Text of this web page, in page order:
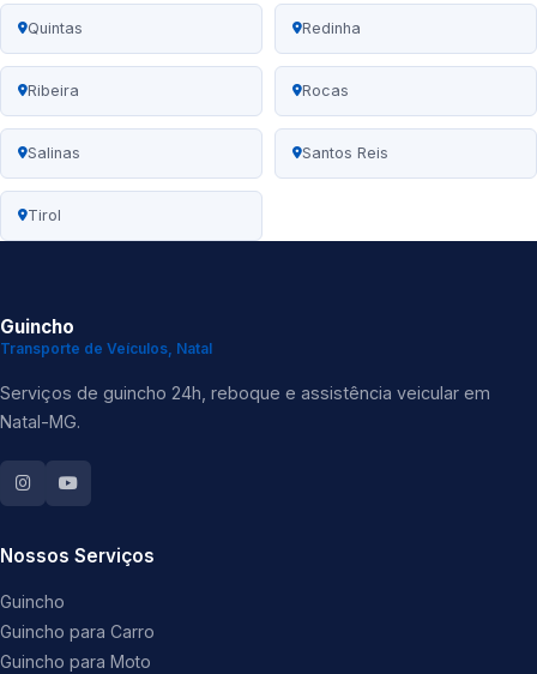
Quintas Redinha
Ribeira Rocas
Salinas Santos Reis
Tirol
Guincho
Transporte de Veículos, Natal
Serviços de guincho 24h, reboque e assistência veicular em
Natal-MG.
Nossos Serviços
Guincho
Guincho para Carro
Guincho para Moto